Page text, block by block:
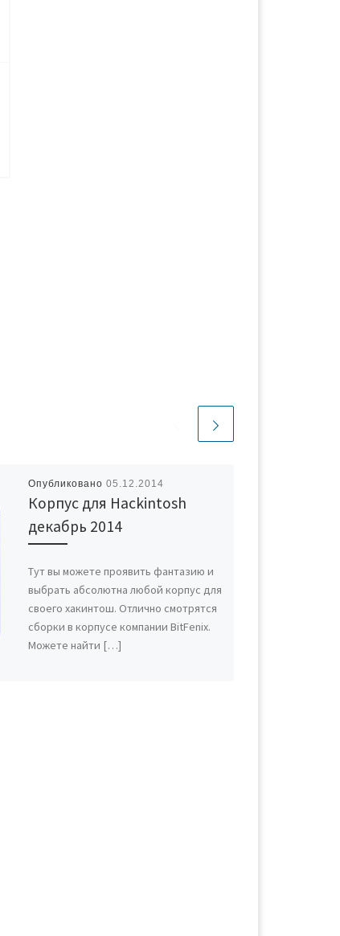
Опубликовано05.12.2014
Корпус для Hackintosh
декабрь 2014
Тут вы можете проявить фантазию и
выбрать абсолютна любой корпус для
своего хакинтош. Отлично смотрятся
сборки в корпусе компании BitFenix.
Можете найти […]